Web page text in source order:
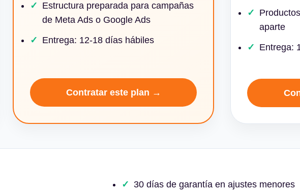
Estructura preparada para campañas
de Meta Ads o Google Ads
Entrega: 12-18 días hábiles
Contratar este plan →
aparte
Entrega:
30 días de garantía en ajustes menores